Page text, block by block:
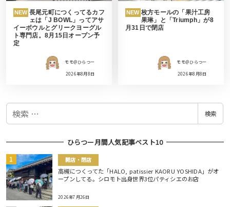
NEW 長尾元町につくってるカフ
ェは「J BOWL」ってアサ
イーボウルとグリークヨーグル
ト専門店。8月15日オープン予
定
モモ＠ひらつー
2026年8月8日
NEW 枚方モールの「果汁工房
果琳」と「Triumph」が8
月31日で閉店
モモ＠ひらつー
2026年8月8日
検
検索
ひらつー月間人気記事ベスト10
開店・閉店
高槻につくってた「HALO, patissier KAORU YOSHIDA」がオ
ープンしてる。シロモト出身世界3位パティシエのお店
2026年7月26日